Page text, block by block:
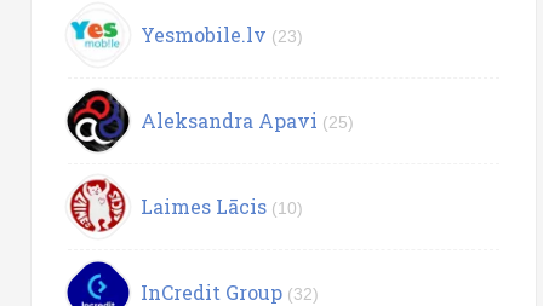
Yesmobile.lv (23)
Aleksandra Apavi (25)
Laimes Lācis (10)
InCredit Group (32)